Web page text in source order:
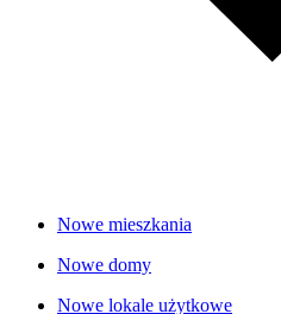
Nowe mieszkania
Nowe domy
Nowe lokale użytkowe